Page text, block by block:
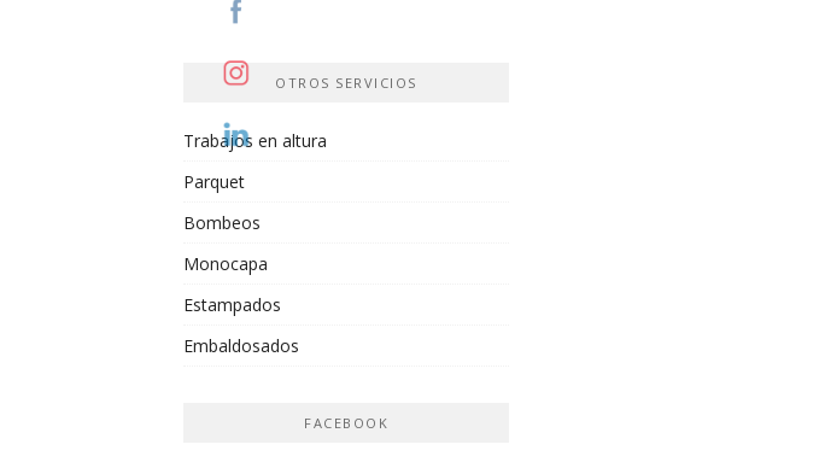
OTROS SERVICIOS
Trabajos en altura
Parquet
Bombeos
Monocapa
Estampados
Embaldosados
FACEBOOK